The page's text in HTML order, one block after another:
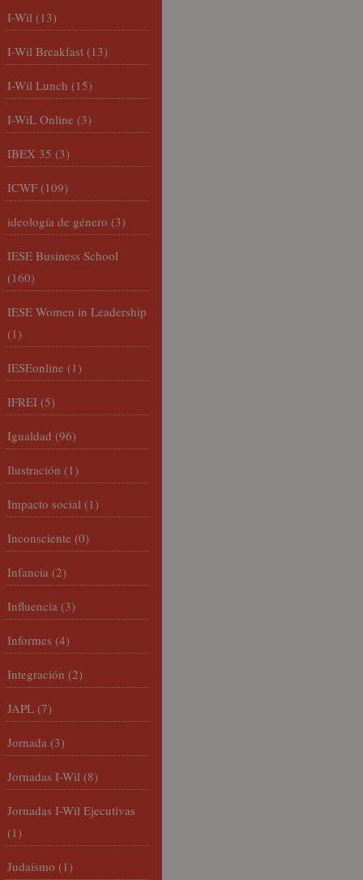
I-Wil (13)
I-Wil Breakfast (13)
I-Wil Lunch (15)
I-WiL Online (3)
IBEX 35 (3)
ICWF (109)
ideología de género (3)
IESE Business School
(160)
IESE Women in Leadership
(1)
IESEonline (1)
IFREI (5)
Igualdad (96)
Ilustración (1)
Impacto social (1)
Inconsciente (0)
Infancia (2)
Influencia (3)
Informes (4)
Integración (2)
JAPL (7)
Jornada (3)
Jornadas I-Wil (8)
Jornadas I-Wil Ejecutivas
(1)
Judaísmo (1)